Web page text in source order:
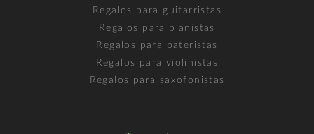
Regalos para guitarristas
Regalos para pianistas
Regalos para bateristas
Regalos para violinistas
Regalos para saxofonistas